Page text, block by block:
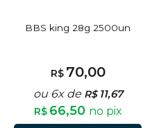
BBS king 28g 2500un
R$ 70,00
ou 6x de R$ 11,67
R$ 66,50 no pix